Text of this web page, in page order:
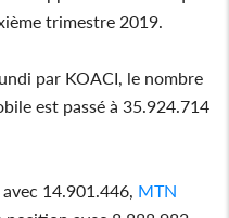
trimestre 2019.
par KOACI, le nombre
est passé à 35.924.714
14.901.446, MTN